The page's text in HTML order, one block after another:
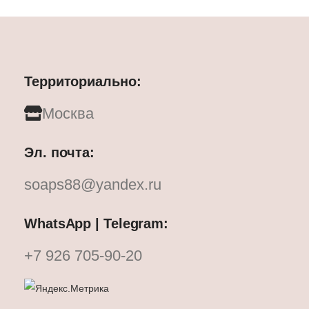
Территориально:
Москва
Эл. почта:
soaps88@yandex.ru
WhatsApp | Telegram:
+7 926 705-90-20